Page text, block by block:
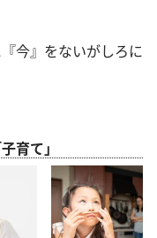
今』をないがしろに
育て」